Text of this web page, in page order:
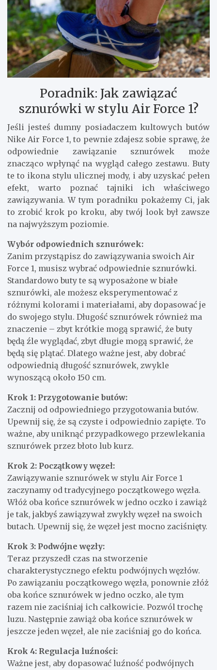
Poradnik: Jak zawiązać
sznurówki w stylu Air Force 1?
Jeśli jesteś dumny posiadaczem kultowych butów
Nike Air Force 1, to pewnie zdajesz sobie sprawę, że
odpowiednie zawiązanie sznurówek może
znacząco wpłynąć na wygląd całego zestawu. Buty
te to ikona stylu ulicznej mody, i aby uzyskać pełen
efekt, warto poznać tajniki ich właściwego
zawiązywania. W tym poradniku pokażemy Ci, jak
to zrobić krok po kroku, aby twój look był zawsze
na najwyższym poziomie.
Wybór odpowiednich sznurówek:
Zanim przystąpisz do zawiązywania swoich Air
Force 1, musisz wybrać odpowiednie sznurówki.
Standardowo buty te są wyposażone w białe
sznurówki, ale możesz eksperymentować z
różnymi kolorami i materiałami, aby dopasować je
do swojego stylu. Długość sznurówek również ma
znaczenie – zbyt krótkie mogą sprawić, że buty
będą źle wyglądać, zbyt długie mogą sprawić, że
będą się plątać. Dlatego ważne jest, aby dobrać
odpowiednią długość sznurówek, zwykle
wynoszącą około 150 cm.
Krok 1: Przygotowanie butów:
Zacznij od odpowiedniego przygotowania butów.
Upewnij się, że są czyste i odpowiednio zapięte. To
ważne, aby uniknąć przypadkowego przewlekania
sznurówek przez błoto lub kurz.
Krok 2: Początkowy węzeł:
Zawiązywanie sznurówek w stylu Air Force 1
zaczynamy od tradycyjnego początkowego węzła.
Włóż oba końce sznurówek w jedno oczko i zawiąż
je tak, jakbyś zawiązywał zwykły węzeł na swoich
butach. Upewnij się, że węzeł jest mocno zaciśnięty.
Krok 3: Podwójne węzły:
Teraz przyszedł czas na stworzenie
charakterystycznego efektu podwójnych węzłów.
Po zawiązaniu początkowego węzła, ponownie złóż
oba końce sznurówek w jedno oczko, ale tym
razem nie zaciśniaj ich całkowicie. Pozwól trochę
luzu. Następnie zawiąż oba końce sznurówek w
jeszcze jeden węzeł, ale nie zaciśniaj go do końca.
Krok 4: Regulacja luźności:
Ważne jest, aby dopasować luźność podwójnych